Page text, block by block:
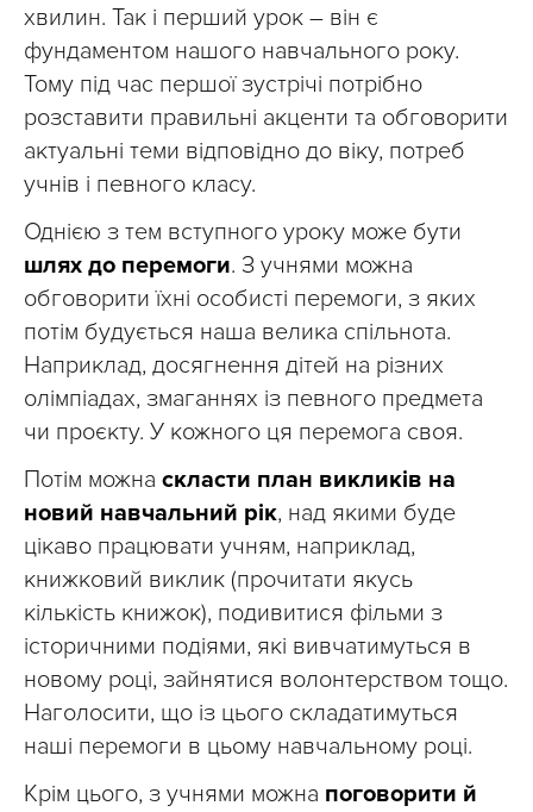
хвилин. Так і перший урок – він є
фундаментом нашого навчального року.
Тому під час першої зустрічі потрібно
розставити правильні акценти та обговорити
актуальні теми відповідно до віку, потреб
учнів і певного класу.
Однією з тем вступного уроку може бути
шлях до перемоги. З учнями можна
обговорити їхні особисті перемоги, з яких
потім будується наша велика спільнота.
Наприклад, досягнення дітей на різних
олімпіадах, змаганнях із певного предмета
чи проєкту. У кожного ця перемога своя.
Потім можна скласти план викликів на
новий навчальний рік, над якими буде
цікаво працювати учням, наприклад,
книжковий виклик (прочитати якусь
кількість книжок), подивитися фільми з
історичними подіями, які вивчатимуться в
новому році, зайнятися волонтерством тощо.
Наголосити, що із цього складатимуться
наші перемоги в цьому навчальному році.
Крім цього, з учнями можна поговорити й